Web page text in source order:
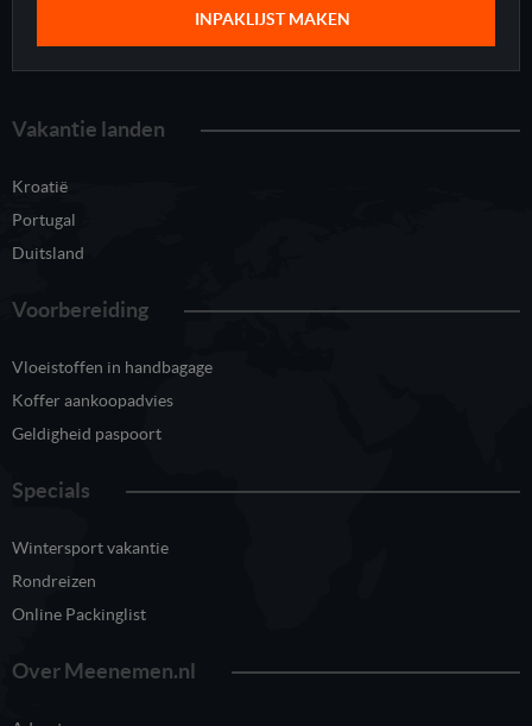
INPAKLIJST MAKEN
Vakantie landen
Kroatië
Portugal
Duitsland
Voorbereiding
Vloeistoffen in handbagage
Koffer aankoopadvies
Geldigheid paspoort
Specials
Wintersport vakantie
Rondreizen
Online Packinglist
Over Meenemen.nl